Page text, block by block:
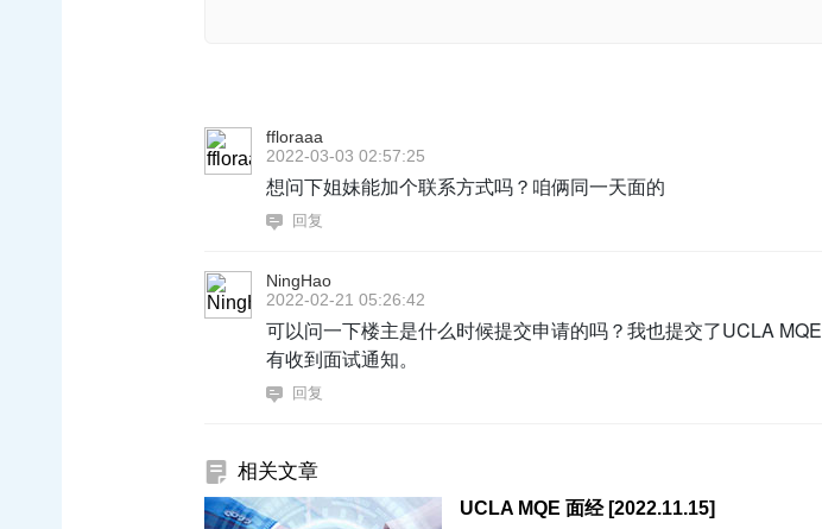
ffloraaa
2022-03-03 02:57:25
想问下姐妹能加个联系方式吗？咱俩同一天面的
回复
NingHao
2022-02-21 05:26:42
可以问一下楼主是什么时候提交申请的吗？我也提交了UCLA
有收到面试通知。
回复
相关文章
UCLA MQE 面经 [2022.11.15]